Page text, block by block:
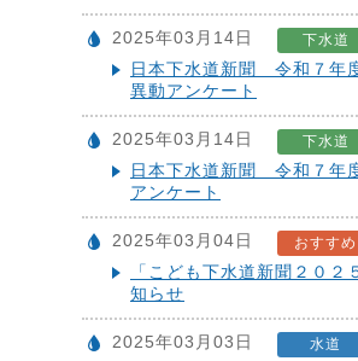
2025年03月14日 下水道
日本下水道新聞 令和７年
異動アンケート
2025年03月14日 下水道
日本下水道新聞 令和７年
アンケート
2025年03月04日 おすすめ
「こども下水道新聞２０２
知らせ
2025年03月03日 水道